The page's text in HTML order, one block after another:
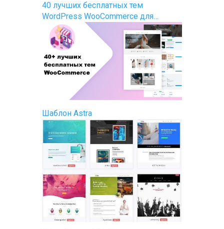
40 лучших бесплатных тем
WordPress WooCommerce для…
Шаблон Astra